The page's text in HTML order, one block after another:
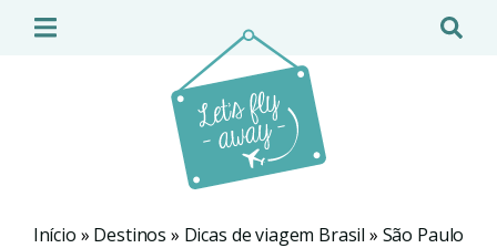
Início » Destinos » Dicas de viagem Brasil » São Paulo